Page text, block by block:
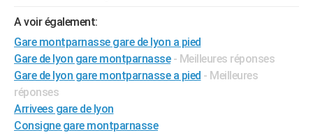
Alimentation
Guide de la santé
Maladies
Médicaments
Sommeil
Destinations
City break
Voyage nature
Voyage de noces
Forum
Climat
+PHOTO
GUIDES D'ACHAT
BONS PLANS
A voir également:
Gare montparnasse gare de lyon a pied
Gare de lyon gare montparnasse - Meilleures réponses
Gare de lyon gare montparnasse a pied - Meilleures
réponses
Arrivees gare de lyon
Consigne gare montparnasse